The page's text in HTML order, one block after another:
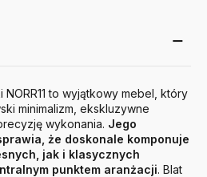
to wyjątkowy mebel, który
minimalizm, ekskluzywne
wykonania. Jego
że doskonale komponuje
jak i klasycznych
punktem aranżacji. Blat